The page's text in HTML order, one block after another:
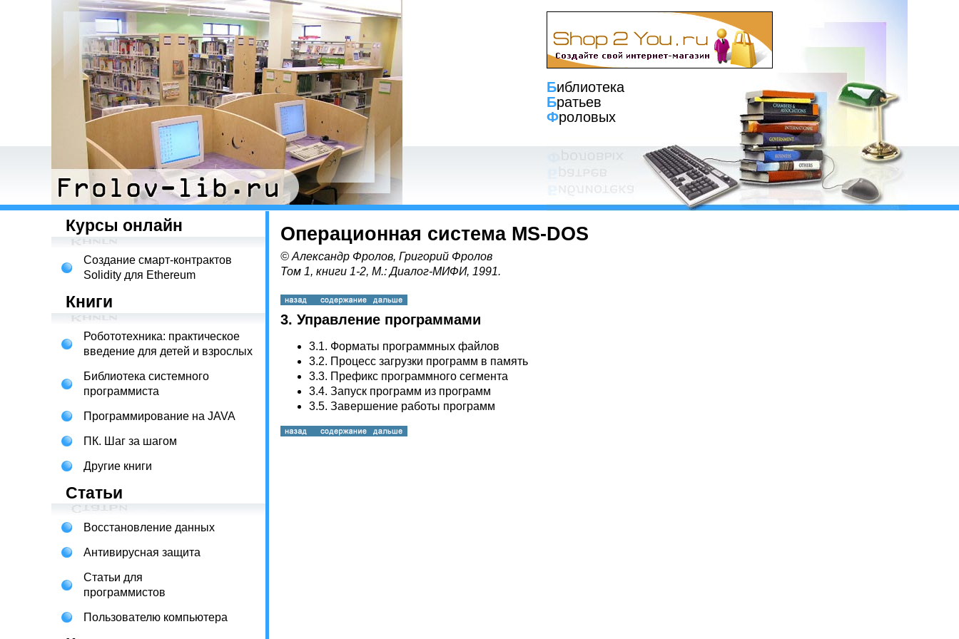
Библиотека
Братьев
Фроловых
Курсы онлайн
Создание смарт-контрактов
Solidity для Ethereum
Книги
Робототехника: практическое
введение для детей и взрослых
Библиотека системного
программиста
Программирование на JAVA
ПК. Шаг за шагом
Другие книги
Статьи
Восстановление данных
Антивирусная защита
Статьи для
программистов
Пользователю компьютера
Операционная система MS-DOS
© Александр Фролов, Григорий Фролов
Том 1, книги 1-2, М.: Диалог-МИФИ, 1991.
3. Управление программами
3.1. Форматы программных файлов
3.2. Процесс загрузки программ в память
3.3. Префикс программного сегмента
3.4. Запуск программ из программ
3.5. Завершение работы программ